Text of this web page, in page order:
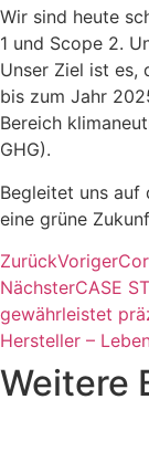
Wir sind heute
1 und Scope 2.
Unser Ziel ist es,
bis zum Jahr
Bereich
GHG).
Begleitet uns auf
eine grüne
ZurückVoriger
NächsterCASE
gewährleistet
Hersteller –
Weitere